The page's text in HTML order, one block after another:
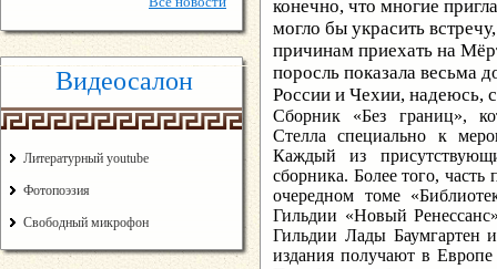
Видеосалон
Литературный youtube
Фотопоэзия
Свободный микрофон
конечно, что многие
могло бы украсить
причинам приехать на
поросль показала весьма
России и Чехии, надеюсь,
Сборник «Без границ»,
Стелла специально к
Каждый из
сборника. Более того,
очередном томе
Гильдии «Новый
Гильдии Лады Баумгартен
издания получают в